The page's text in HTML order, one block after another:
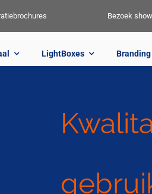
Bezoek
LightBoxes